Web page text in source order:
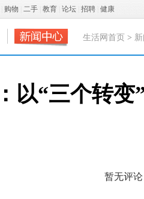
购物 二手 教育 论坛 招聘 健康
生活网首页 >
以“三个转
暂无评论